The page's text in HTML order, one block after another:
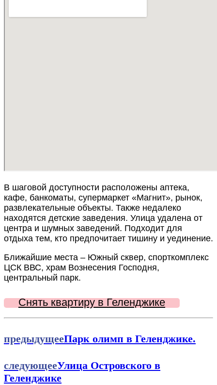
В шаговой доступности расположены аптека,
кафе, банкоматы, супермаркет «Магнит», рынок,
развлекательные объекты. Также недалеко
находятся детские заведения. Улица удалена от
центра и шумных заведений. Подходит для
отдыха тем, кто предпочитает тишину и уединение.
Ближайшие места – Южный сквер, спорткомплекс
ЦСК ВВС, храм Вознесения Господня,
центральный парк.
Снять квартиру в Геленджике
предыдущееПарк олимп в Геленджике.
следующееУлица Островского в
Геленджике